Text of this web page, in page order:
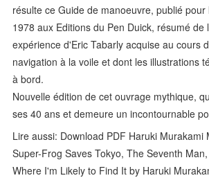
résulte ce Guide de manoeuvre, publié
1978 aux Editions du Pen Duick, résumé de
expérience d'Eric Tabarly acquise au cours
navigation à la voile et dont les illustrations
à bord.
Nouvelle édition de cet ouvrage mythique,
ses 40 ans et demeure un incontournable
Lire aussi: Download PDF Haruki Murakami
Super-Frog Saves Tokyo, The Seventh
Where I'm Likely to Find It by Haruki